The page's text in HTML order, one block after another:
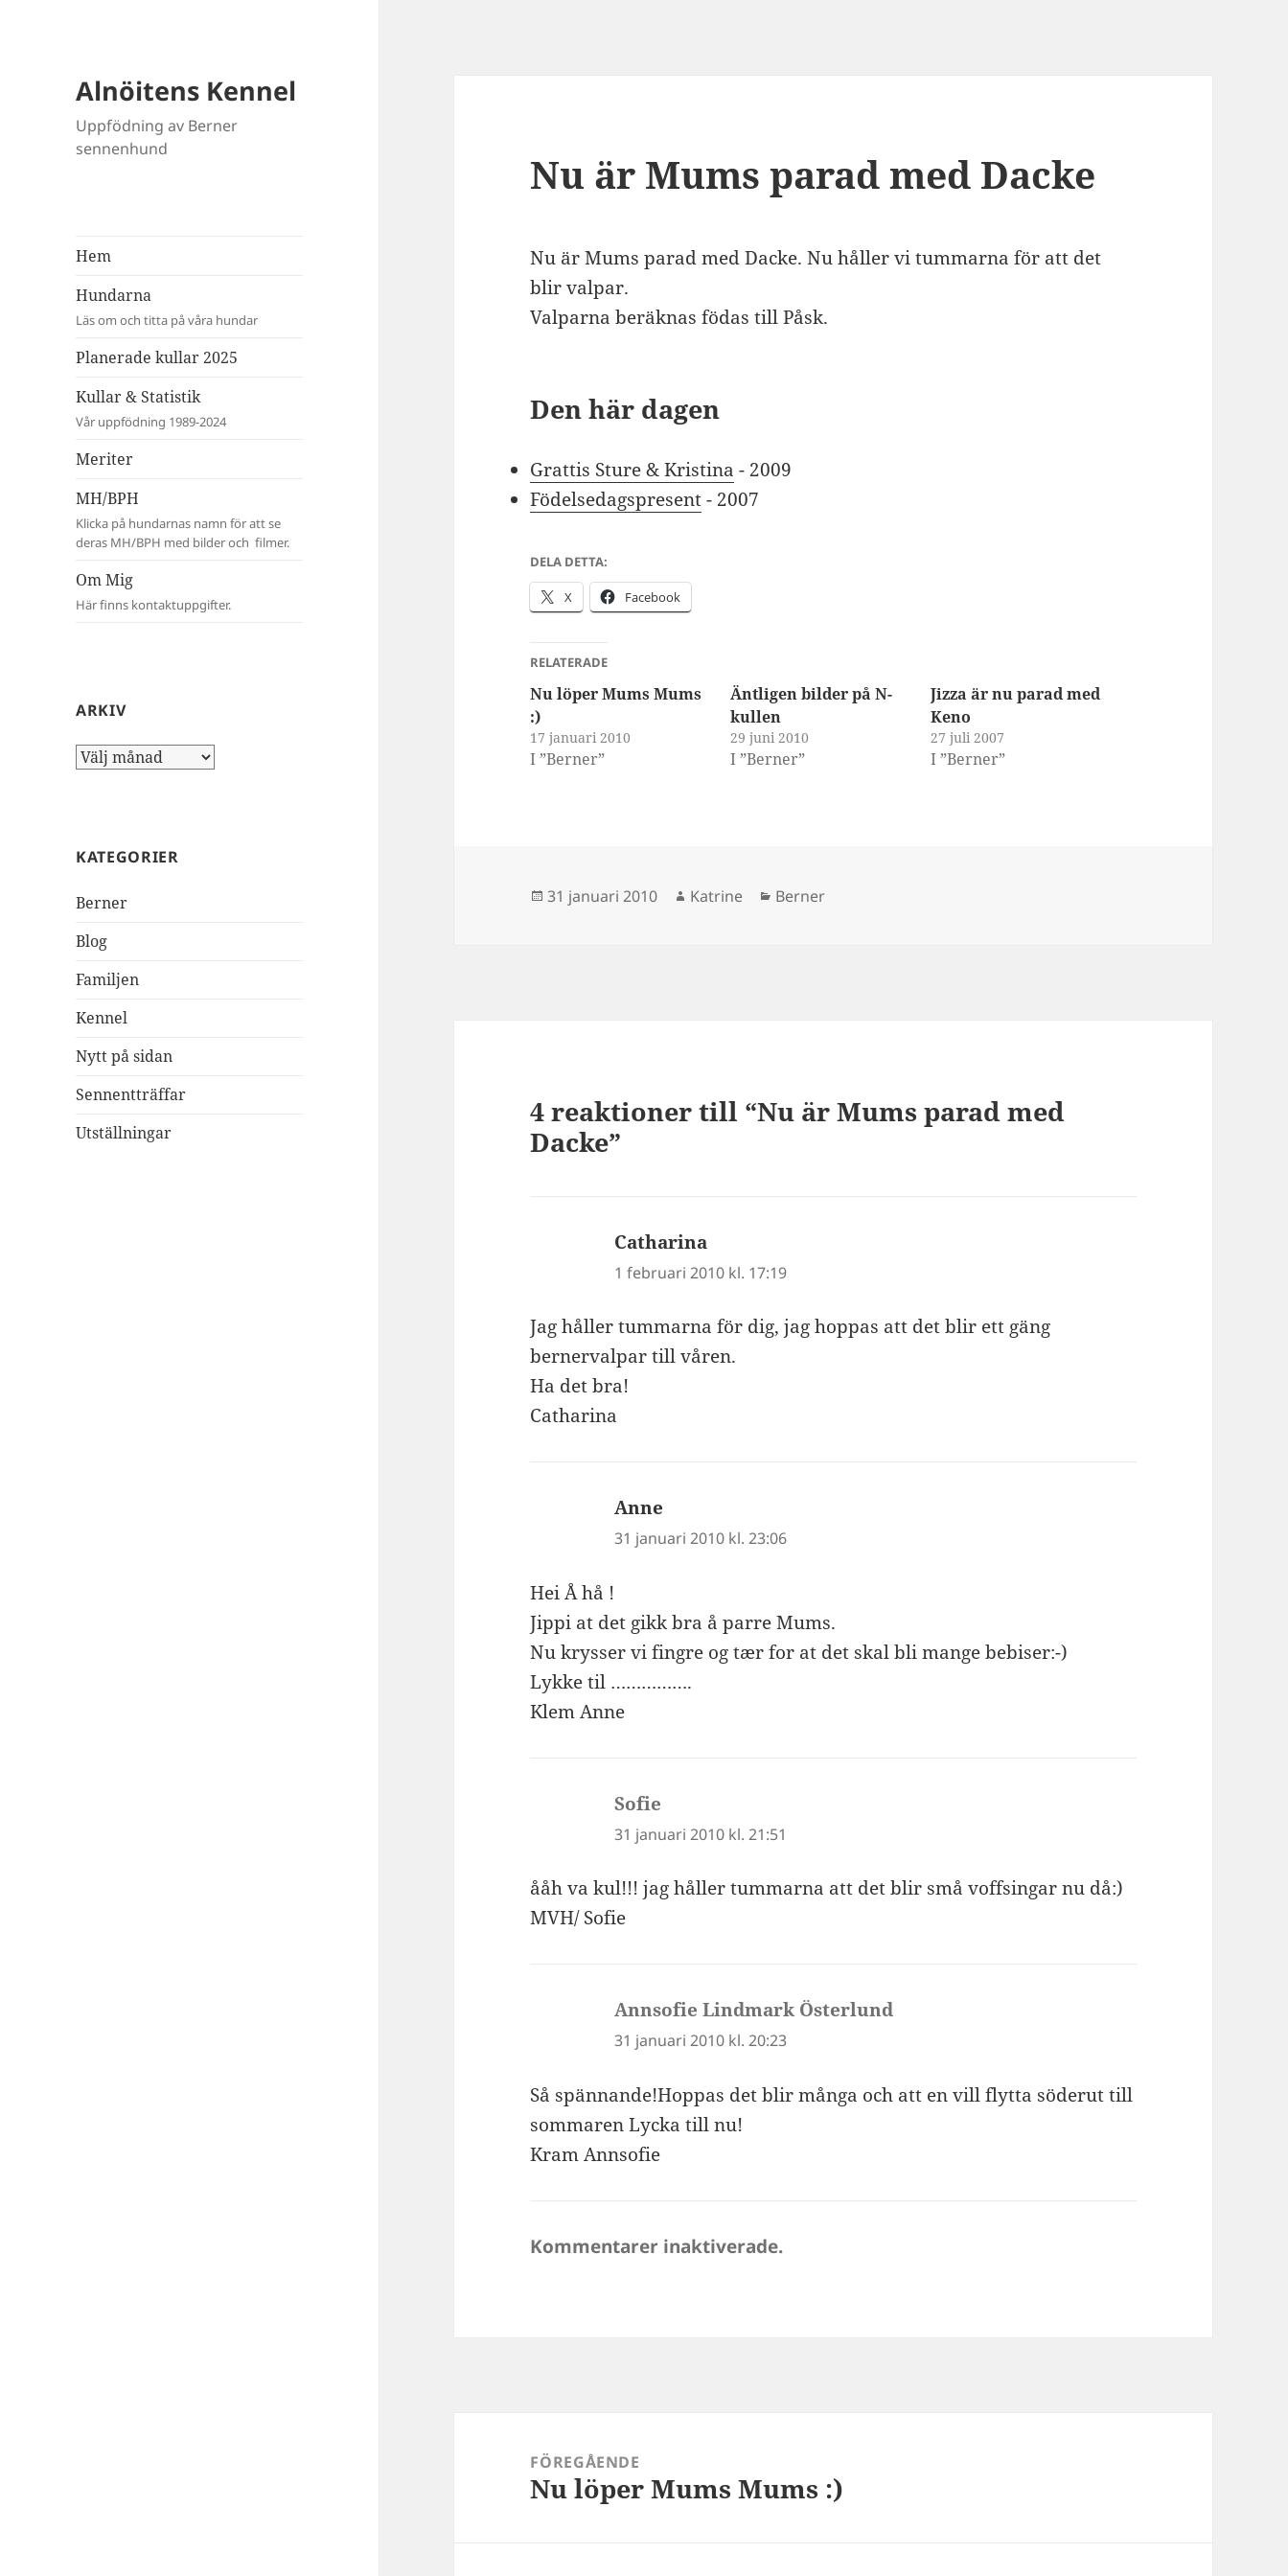
Alnöitens Kennel
Uppfödning av Berner
sennenhund
Hem
Hundarna
Läs om och titta på våra hundar
Planerade kullar 2025
Kullar & Statistik
Vår uppfödning 1989-2024
Meriter
MH/BPH
Klicka på hundarnas namn för att se
deras MH/BPH med bilder och filmer.
Om Mig
Här finns kontaktuppgifter.
ARKIV
Arkiv
KATEGORIER
Berner
Blog
Familjen
Kennel
Nytt på sidan
Sennentträffar
Utställningar
Nu är Mums parad med Dacke
Nu är Mums parad med Dacke. Nu håller vi tummarna för att det
blir valpar.
Valparna beräknas födas till Påsk.
Den här dagen
Grattis Sture & Kristina - 2009
Födelsedagspresent- 2007
DELA DETTA:
X Facebook
RELATERADE
Nu löper Mums Mums
:)
17 januari 2010
I ”Berner”
Äntligen bilder på N-
kullen
29 juni 2010
I ”Berner”
Jizza är nu parad med
Keno
27 juli 2007
I ”Berner”
Postat
31 januari 2010 Författare
Katrine Kategorier
Berner
4 reaktioner till “Nu är Mums parad med
Dacke”
Catharina
1 februari 2010 kl. 17:19
Jag håller tummarna för dig, jag hoppas att det blir ett gäng
bernervalpar till våren.
Ha det bra!
Catharina
Anne
31 januari 2010 kl. 23:06
Hei Å hå !
Jippi at det gikk bra å parre Mums.
Nu krysser vi fingre og tær for at det skal bli mange bebiser:-)
Lykke til …………….
Klem Anne
Sofie
31 januari 2010 kl. 21:51
ååh va kul!!! jag håller tummarna att det blir små voffsingar nu då:)
MVH/ Sofie
Annsofie Lindmark Österlund
31 januari 2010 kl. 20:23
Så spännande!Hoppas det blir många och att en vill flytta söderut till
sommaren Lycka till nu!
Kram Annsofie
Kommentarer inaktiverade.
FÖREGÅENDE
Föregående
Nu löper Mums Mums :)